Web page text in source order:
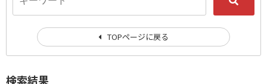
検索結果
TOPページに戻る